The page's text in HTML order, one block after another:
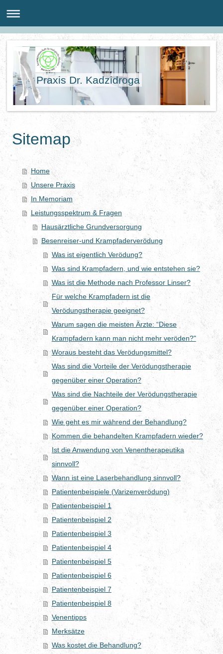
Praxis Dr. Kadzidroga
Sitemap
Home
Unsere Praxis
In Memoriam
Leistungsspektrum & Fragen
Hausärztliche Grundversorgung
Besenreiser-und Krampfaderverödung
Was ist eigentlich Verödung?
Was sind Krampfadern, und wie entstehen sie?
Was ist die Methode nach Professor Linser?
Für welche Krampfadern ist die
Verödungstherapie geeignet?
Warum sagen die meisten Ärzte: “Diese
Krampfadern kann man nicht mehr veröden?"
Woraus besteht das Verödungsmittel?
Was sind die Vorteile der Verödungstherapie
gegenüber einer Operation?
Was sind die Nachteile der Verödungstherapie
gegenüber einer Operation?
Wie geht es mir während der Behandlung?
Kommen die behandelten Krampfadern wieder?
Ist die Anwendung von Venentherapeutika
sinnvoll?
Wann ist eine Laserbehandlung sinnvoll?
Patientenbeispiele (Varizenverödung)
Patientenbeispiel 1
Patientenbeispiel 2
Patientenbeispiel 3
Patientenbeispiel 4
Patientenbeispiel 5
Patientenbeispiel 6
Patientenbeispiel 7
Patientenbeispiel 8
Venentipps
Merksätze
Was kostet die Behandlung?